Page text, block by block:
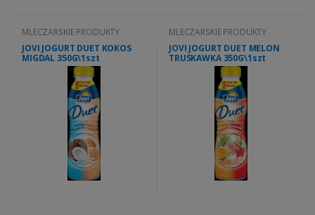
MLECZARSKIE PRODUKTY
JOVI JOGURT DUET KOKOS
MIGDAL 350G\1szt
MLECZARSKIE PRODUKTY
JOVI JOGURT DUET MELON
TRUSKAWKA 350G\1szt